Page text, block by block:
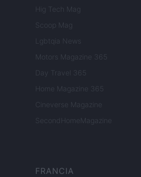
Hig Tech Mag
Scoop Mag
Lgbtqia News
Motors Magazine 365
Day Travel 365
Home Magazine 365
Cineverse Magazine
SecondHomeMagazine
FRANCIA